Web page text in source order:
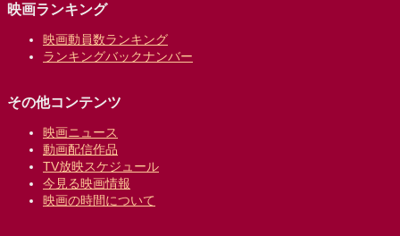
映画ランキング
映画動員数ランキング
ランキングバックナンバー
その他コンテンツ
映画ニュース
動画配信作品
TV放映スケジュール
今見る映画情報
映画の時間について